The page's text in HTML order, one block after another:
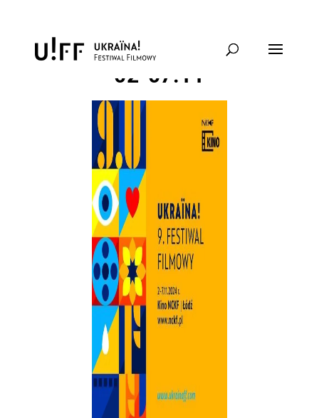
UKRAЇNA! 9. FF w Łodzi
02-07.11